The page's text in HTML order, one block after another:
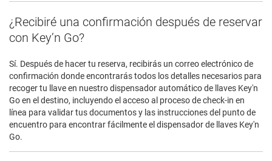
¿Recibiré una confirmación después de reservar
con Key’n Go?
Sí. Después de hacer tu reserva, recibirás un correo electrónico de
confirmación donde encontrarás todos los detalles necesarios para
recoger tu llave en nuestro dispensador automático de llaves Key'n
Go en el destino, incluyendo el acceso al proceso de check-in en
línea para validar tus documentos y las instrucciones del punto de
encuentro para encontrar fácilmente el dispensador de llaves Key'n
Go.